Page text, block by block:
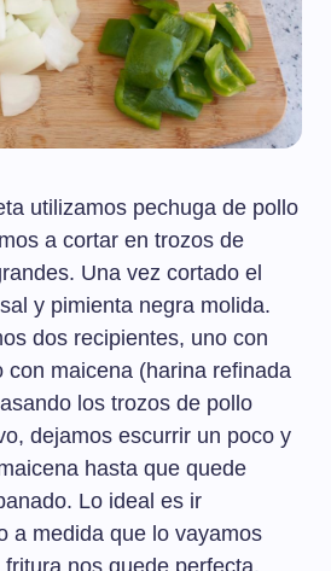
utilizamos pechuga de pollo
a cortar en trozos de
Una vez cortado el
y pimienta negra molida.
dos recipientes, uno con
con maicena (harina refinada
los trozos de pollo
dejamos escurrir un poco y
hasta que quede
Lo ideal es ir
a medida que lo vayamos